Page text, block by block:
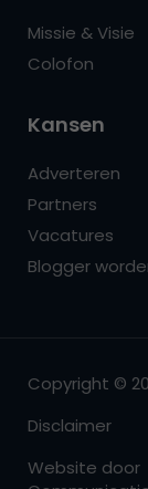
Missie & Visie
Colofon
Kansen
Adverteren
Partners
Vacatures
Blogger
Copyright ©
Disclaimer
Website door